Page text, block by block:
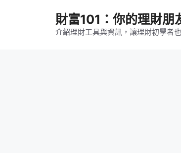
財富101：你的理財朋
介紹理財工具與資訊，讓理財初學者